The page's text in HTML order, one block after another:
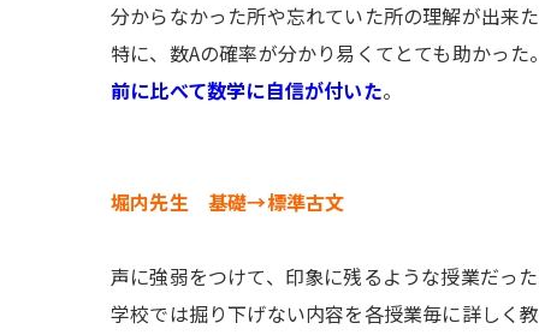
分からなかった所や忘れていた所の理解が出来た
特に、数Aの確率が分かり易くてとても助かった。
前に比べて数学に自信が付いた。
堀内先生 基礎→標準古文
声に強弱をつけて、印象に残るような授業だった
学校では掘り下げない内容を各授業毎に詳しく教